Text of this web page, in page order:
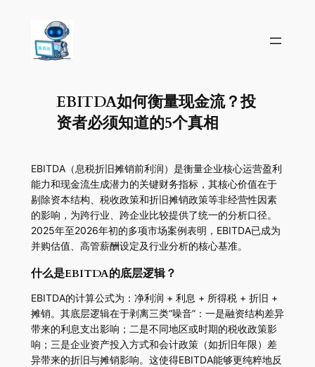
EBITDA如何衡量现金流？投
资者必须知道的5个真相
EBITDA（息税折旧摊销前利润）是衡量企业核心运营盈利
能力和现金流生成潜力的关键财务指标，其核心价值在于
剔除资本结构、税收政策和折旧摊销政策等非经营性因素
的影响，为跨行业、跨企业比较提供了统一的分析口径。
2025年至2026年初的多项市场案例表明，EBITDA已成为
并购估值、高管薪酬设定及行业分析的核心基准。
什么是EBITDA的底层逻辑？
EBITDA的计算公式为：净利润 + 利息 + 所得税 + 折旧 +
摊销。其底层逻辑在于剥离三类“噪音”：一是融资结构差异
带来的利息支出影响；二是不同地区或时期的税收政策影
响；三是企业资产投入方式和会计政策（如折旧年限）差
异带来的折旧与摊销影响。这使得EBITDA能够更纯粹地反